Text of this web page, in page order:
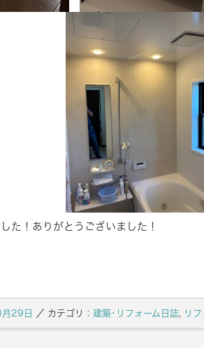
た！ありがとうございました！
29日 ／ カテゴリ： 建築･リフォーム日誌, リ